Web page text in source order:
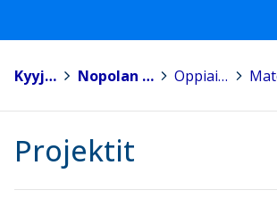
Kyyjärvi > Nopolan koulu> Oppiaineet >
Projektit